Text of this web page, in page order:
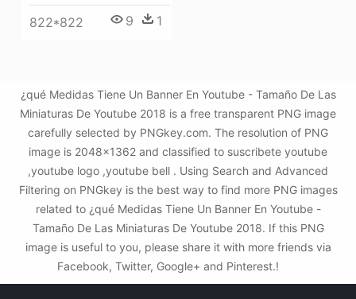
822*822 9 1
¿qué Medidas Tiene Un Banner En Youtube - Tamaño De Las
Miniaturas De Youtube 2018 is a free transparent PNG image
carefully selected by PNGkey.com. The resolution of PNG
image is 2048x1362 and classified to suscribete youtube
,youtube logo ,youtube bell . Using Search and Advanced
Filtering on PNGkey is the best way to find more PNG images
related to ¿qué Medidas Tiene Un Banner En Youtube -
Tamaño De Las Miniaturas De Youtube 2018. If this PNG
image is useful to you, please share it with more friends via
Facebook, Twitter, Google+ and Pinterest.!